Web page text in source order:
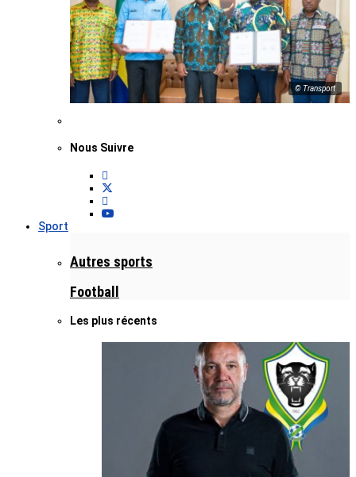
© Transport
Nous Suivre
Sport
Autres sports
Football
Les plus récents